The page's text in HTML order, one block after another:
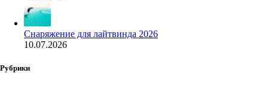
Снаряжение для лайтвинда 2026
10.07.2026
Рубрики